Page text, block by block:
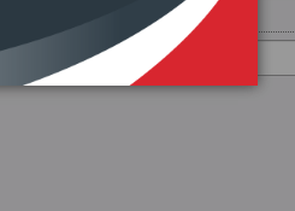
Pesquisar: